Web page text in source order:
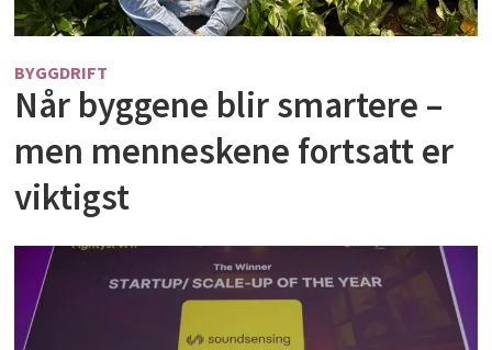
BYGGDRIFT
Når byggene blir smartere –
men menneskene fortsatt er
viktigst